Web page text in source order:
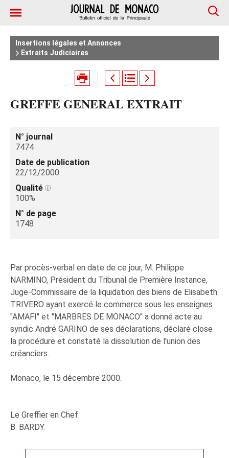
Insertions légales et Annonces
Extraits Judiciaires
GREFFE GENERAL EXTRAIT
N° journal
7474
Date de publication
22/12/2000
Qualité
100%
N° de page
1748
Par procès-verbal en date de ce jour, M. Philippe
NARMINO, Président du Tribunal de Première Instance,
Juge-Commissaire de la liquidation des biens de Elisabeth
TRIVERO ayant exercé le commerce sous les enseignes
"AMAFI" et "MARBRES DE MONACO" a donné acte au
syndic André GARINO de ses déclarations, déclaré close
la procédure et constaté la dissolution de l'union des
créanciers.
Monaco, le 15 décembre 2000.
Le Greffier en Chef.
B. BARDY.